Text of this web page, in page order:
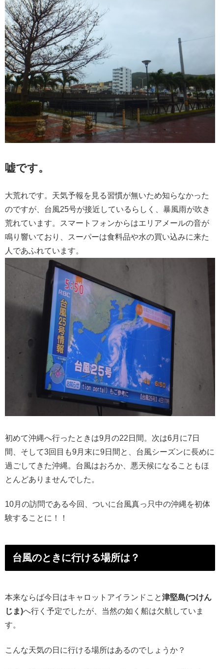
嘘です。
大荒れです。天気予報を見る習慣が無いため知らなかった
のですが、台風25号が接近しているらしく、暴風雨が吹き
荒れています。スマートフォンからはエリアメールの音が
鳴り響いており、スーパーは食料品や水の買い込みに来た
人であふれています。
初めて沖縄へ行ったときは9月の22日間。次は6月に7日
間、そして3回目も9月末に9日間と、台風シーズンに長めに
過ごしてきた沖縄。台風はおろか、悪天候になることもほ
とんどありませんでした。
10月の訪問である今回、ついに台風真っ只中の沖縄を初体
験することに！！
台風のときに行ける場所は？
本来ならば今日はキャロットアイランドこと津堅島(つけん
じま)へ行く予定でしたが、当然の如く船は欠航していま
す。
こんな天気の日に行ける場所はあるのでしょうか？